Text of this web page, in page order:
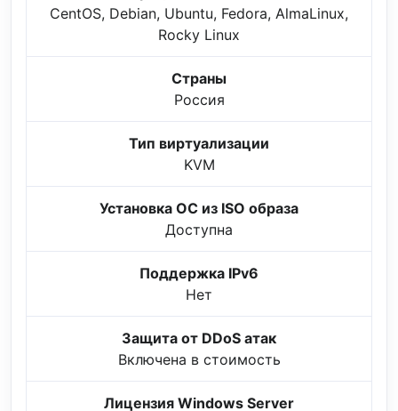
CentOS, Debian, Ubuntu, Fedora, AlmaLinux,
Rocky Linux
Страны
Россия
Тип виртуализации
KVM
Установка ОС из ISO образа
Доступна
Поддержка IPv6
Нет
Защита от DDoS атак
Включена в стоимость
Лицензия Windows Server